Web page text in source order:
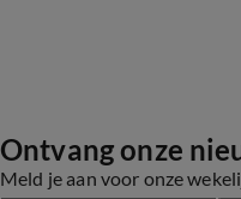
Ontvang onze
Meld je aan voor onze